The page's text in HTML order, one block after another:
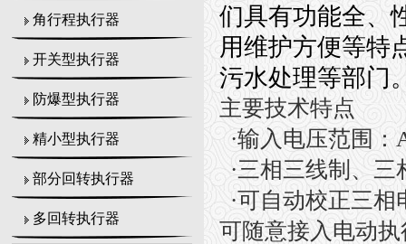
角行程执行器
开关型执行器
防爆型执行器
精小型执行器
部分回转执行器
多回转执行器
们具有功能全、
用维护方便等特
污水处理等部门
主要技术特点
·输入电压范围：
·三相三线制、三
·可自动校正三相
可随意接入电动